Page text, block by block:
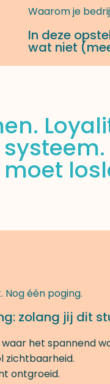
Waarom je
In deze
wat niet
moet
één poging.
zolang jij dit
het spannend
zichtbaarheid.
ontgroeid.